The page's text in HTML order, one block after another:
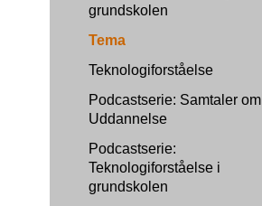
grundskolen
Tema
Teknologiforståelse
Podcastserie: Samtaler om
Uddannelse
Podcastserie:
Teknologiforståelse i
grundskolen